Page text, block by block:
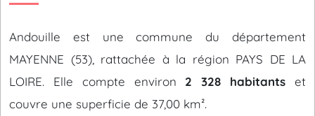
Andouille est une commune du département
MAYENNE (53), rattachée à la région PAYS DE LA
LOIRE. Elle compte environ 2 328 habitants et
couvre une superficie de 37,00 km².